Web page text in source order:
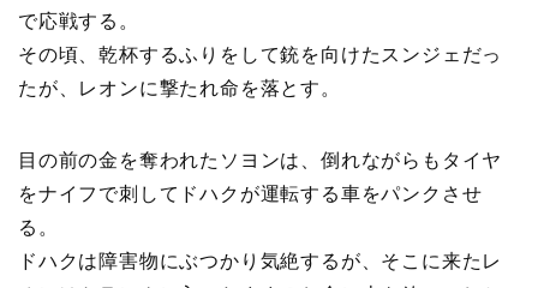
で応戦する。
その頃、乾杯するふりをして銃を向けたスンジェだっ
たが、レオンに撃たれ命を落とす。
目の前の金を奪われたソヨンは、倒れながらもタイヤ
をナイフで刺してドハクが運転する車をパンクさせ
る。
ドハクは障害物にぶつかり気絶するが、そこに来たレ